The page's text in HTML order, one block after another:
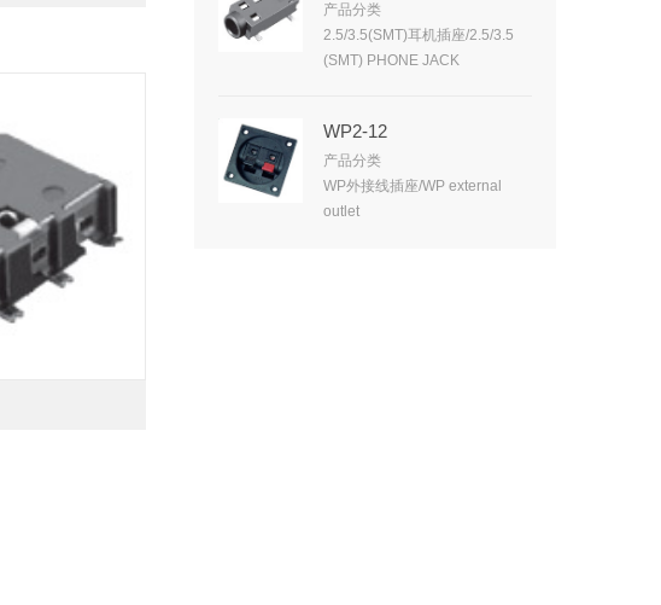
产品分类
2.5/3.5(SMT)耳机插座/2.5/3.5
(SMT) PHONE JACK
WP2-12
产品分类
WP外接线插座/WP external
outlet